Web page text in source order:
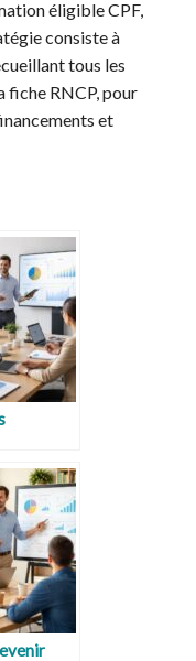
éligible CPF,
consiste à
tous les
fiche RNCP, pour
et
la
?